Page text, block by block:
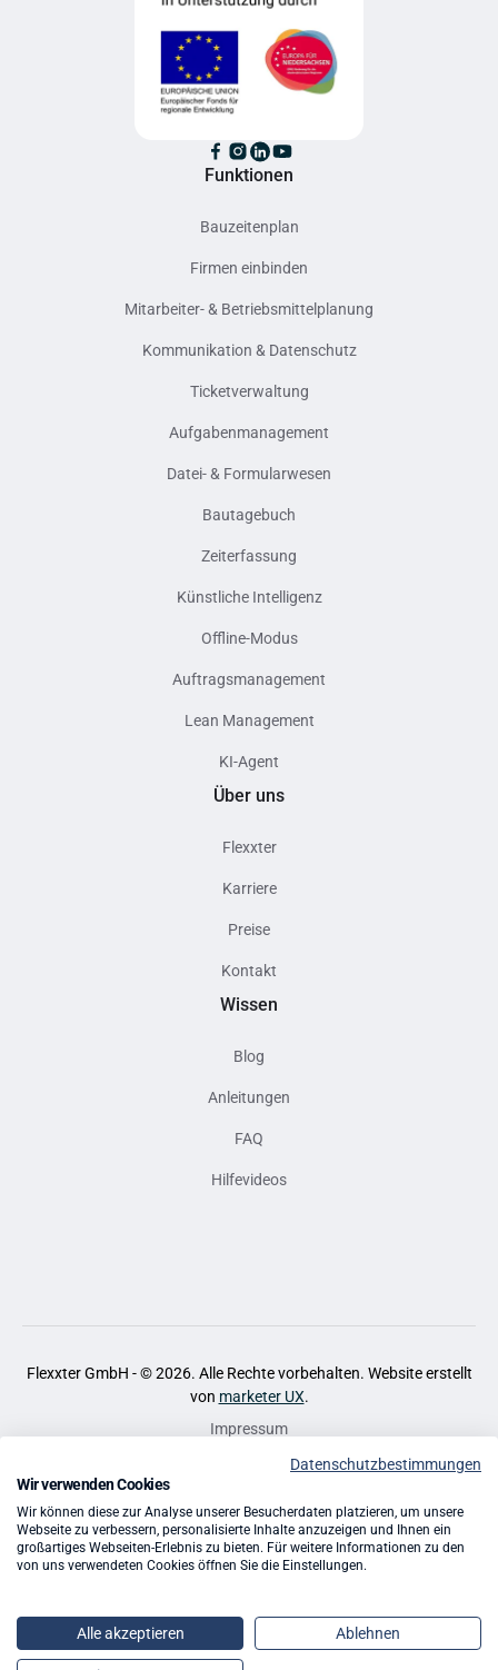
Funktionen
Bauzeitenplan
Firmen einbinden
Mitarbeiter- & Betriebsmittelplanung
Kommunikation & Datenschutz
Ticketverwaltung
Aufgabenmanagement
Datei- & Formularwesen
Bautagebuch
Zeiterfassung
Künstliche Intelligenz
Offline-Modus
Auftragsmanagement
Lean Management
KI-Agent
Über uns
Flexxter
Karriere
Preise
Kontakt
Wissen
Blog
Anleitungen
FAQ
Hilfevideos
Flexxter GmbH - ©2026. Alle Rechte vorbehalten. Website erstellt
von marketer UX.
Impressum
Datenschutz
Cookies
AGB
Datenschutzbestimmungen
Wir verwenden Cookies
Wir können diese zur Analyse unserer Besucherdaten platzieren, um unsere
Webseite zu verbessern, personalisierte Inhalte anzuzeigen und Ihnen ein
großartiges Webseiten-Erlebnis zu bieten. Für weitere Informationen zu den
von uns verwendeten Cookies öffnen Sie die Einstellungen.
Alle akzeptieren Ablehnen